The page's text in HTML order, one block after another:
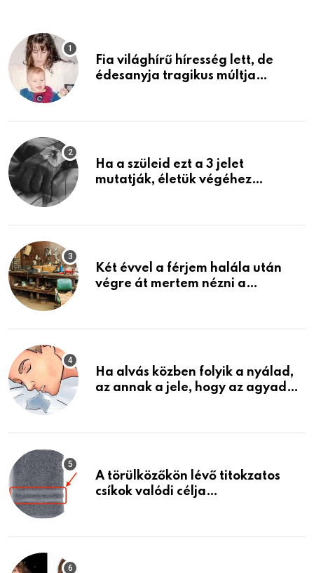
Fia világhírű híresség lett, de
édesanyja tragikus múltja
Ha a szüleid ezt a 3 jelet
mutatják, életük végéhez
Két évvel a férjem halála után
végre át mertem nézni a
életemet
Ha alvás közben folyik a nyálad,
az annak a jele, hogy az agyad…
A törülközőkön lévő titokzatos
csíkok valódi célja…